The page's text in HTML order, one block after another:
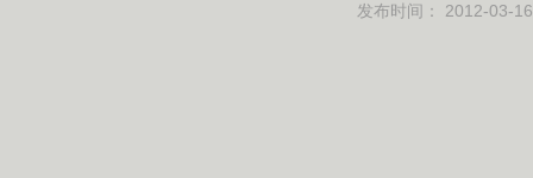
发布时间： 2012-03-